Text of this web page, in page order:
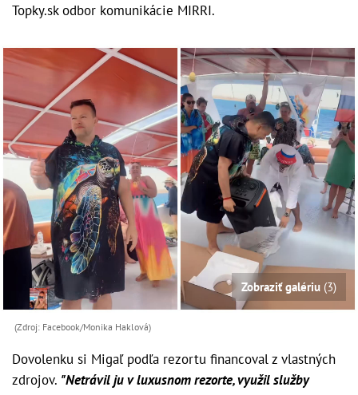
Topky.sk odbor komunikácie MIRRI.
Zobraziť galériu (3)
(Zdroj: Facebook/Monika Haklová)
Dovolenku si Migaľ podľa rezortu financoval z vlastných
zdrojov. "Netrávil ju v luxusnom rezorte, využil služby